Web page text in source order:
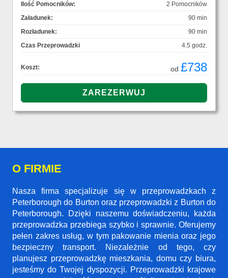
Ilość Pomocników:
2 Pomocników
Załadunek:
90 min
Rozładunek:
90 min
Czas Przeprowadzki
4.5 godz.
Koszt: od £738
O FIRMIE
Nasza firma specjalizuje się w przeprowadzkach z
Peterborough do Burton oraz przeprowadzki z Burton do
Peterborough. Dzięki naszemu doświadczeniu, każda
przeprowadzka przebiega szybko i sprawnie. Oferujemy
pełen zakres usług, w tym pakowanie mienia oraz jego
bezpieczny transport. Niezależnie od tego, czy
planujesz przeprowadzkę mieszkania, domu czy biura,
jesteśmy do Twojej dyspozycji. Przeprowadzki krajowe